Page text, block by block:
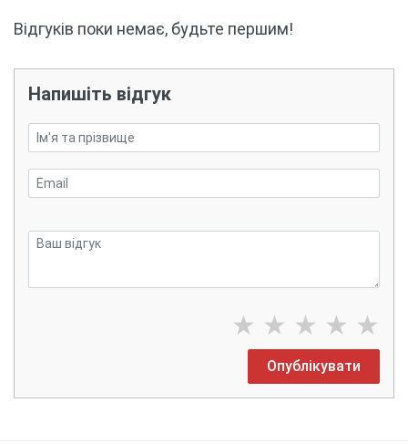
Відгуків поки немає, будьте першим!
Напишіть відгук
★ ★ ★ ★ ★
Опублікувати